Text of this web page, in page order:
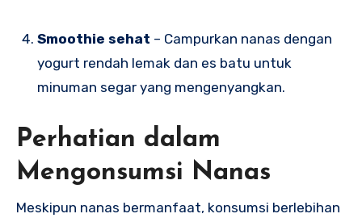
Smoothie sehat – Campurkan nanas dengan
yogurt rendah lemak dan es batu untuk
minuman segar yang mengenyangkan.
Perhatian dalam
Mengonsumsi Nanas
Meskipun nanas bermanfaat, konsumsi berlebihan